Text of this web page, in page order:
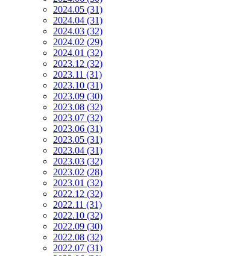
2024.05 (31)
2024.04 (31)
2024.03 (32)
2024.02 (29)
2024.01 (32)
2023.12 (32)
2023.11 (31)
2023.10 (31)
2023.09 (30)
2023.08 (32)
2023.07 (32)
2023.06 (31)
2023.05 (31)
2023.04 (31)
2023.03 (32)
2023.02 (28)
2023.01 (32)
2022.12 (32)
2022.11 (31)
2022.10 (32)
2022.09 (30)
2022.08 (32)
2022.07 (31)